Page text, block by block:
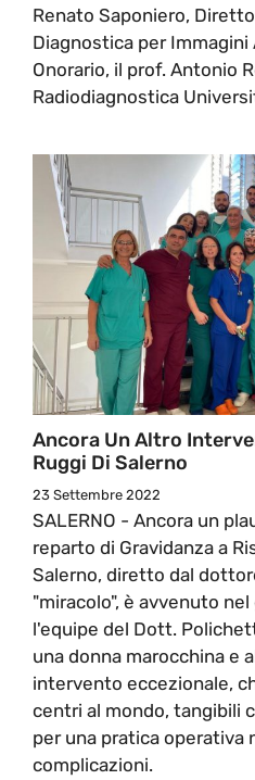
Renato Saponiero,
Diagnostica per Immagini
Onorario, il prof. Antonio
Radiodiagnostica
Ancora Un Altro
Ruggi Di Salerno
23 Settembre 2022
SALERNO - Ancora un
reparto di Gravidanza a
Salerno, diretto dal
"miracolo", è avvenuto
l'equipe del Dott.
una donna marocchina e
intervento eccezionale,
centri al mondo, tangibili
per una pratica operativa
complicazioni.